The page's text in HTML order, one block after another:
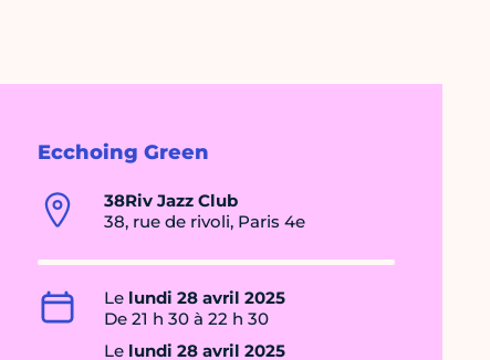
Ecchoing Green
38Riv Jazz Club
38, rue de rivoli, Paris 4e
Le lundi 28 avril 2025
De 21 h 30 à 22 h 30
Le lundi 28 avril 2025